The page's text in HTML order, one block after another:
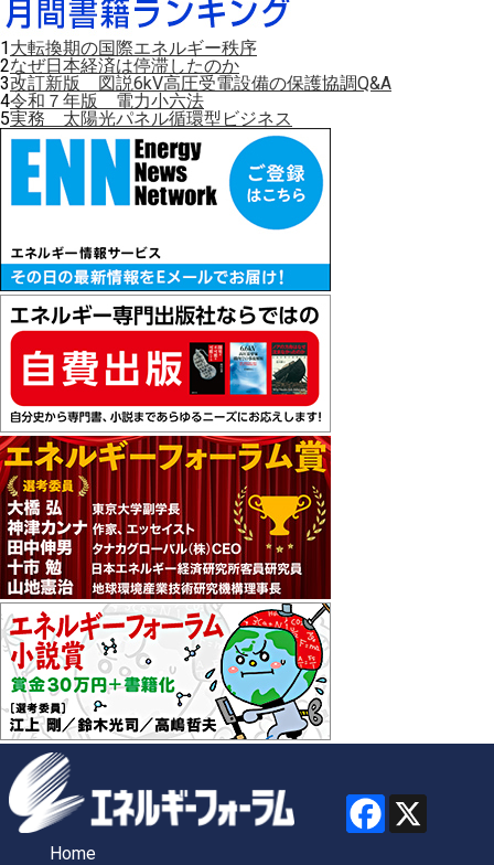
1大転換期の国際エネルギー秩序
2なぜ日本経済は停滞したのか
3改訂新版 図説6kV高圧受電設備の保護協調Q&A
4令和７年版 電力小六法
5実務 太陽光パネル循環型ビジネス
Home